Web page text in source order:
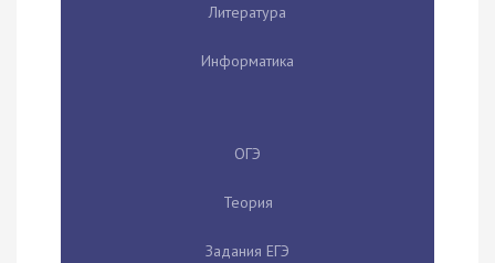
Литература
Информатика
ОГЭ
Теория
Задания ЕГЭ